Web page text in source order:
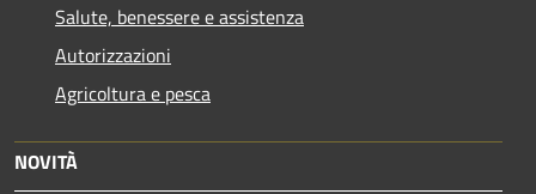
Salute, benessere e assistenza
Autorizzazioni
Agricoltura e pesca
NOVITÀ